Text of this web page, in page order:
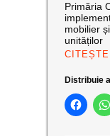
Primăria
mobilier
unităților
Distribuie